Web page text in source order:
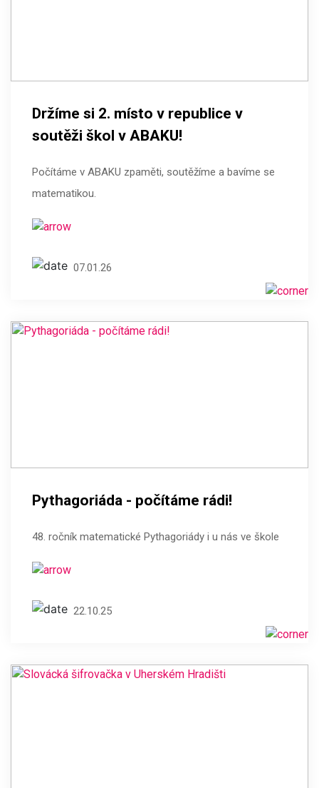
Držíme si 2. místo v republice v
soutěži škol v ABAKU!
Počítáme v ABAKU zpaměti, soutěžíme a bavíme se
matematikou.
07.01.26
Pythagoriáda - počítáme rádi!
48. ročník matematické Pythagoriády i u nás ve škole
22.10.25